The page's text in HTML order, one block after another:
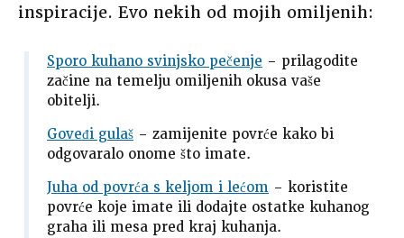
inspiracije. Evo nekih od mojih omiljenih:
Sporo kuhano svinjsko pečenje – prilagodite
začine na temelju omiljenih okusa vaše
obitelji.
Goveđi gulaš – zamijenite povrće kako bi
odgovaralo onome što imate.
Juha od povrća s keljom i lećom – koristite
povrće koje imate ili dodajte ostatke kuhanog
graha ili mesa pred kraj kuhanja.